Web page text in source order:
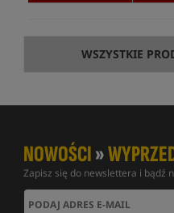
WSZYSTKIE
NOWOŚCI»
Zapisz się do newslettera i bądź